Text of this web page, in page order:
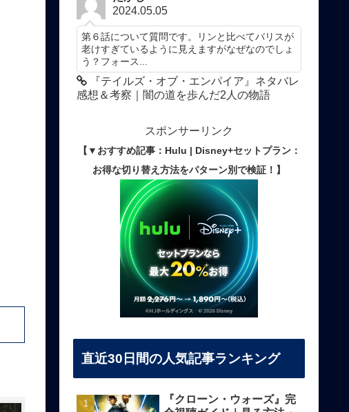
2024.05.05
第６話について質問です。リンと比べてバリスが
老けすぎているように見えますがなぜなのでしょ
う？フォース...
『テイルズ・オブ・エンパイア』ネタバレ
感想＆考察｜闇の道を歩んだ2人の物語
スポンサーリンク
【▼おすすめ記事：Hulu | Disney+セットプラン：
お得な切り替え方法をパターン別で検証！】
直近30日間の人気記事ランキング
『クローン・ウォーズ』完